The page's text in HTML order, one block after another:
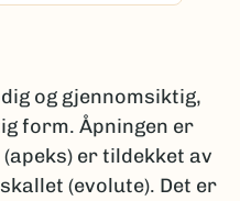
og gjennomsiktig,
form. Åpningen er
er tildekket av
(evolute). Det er